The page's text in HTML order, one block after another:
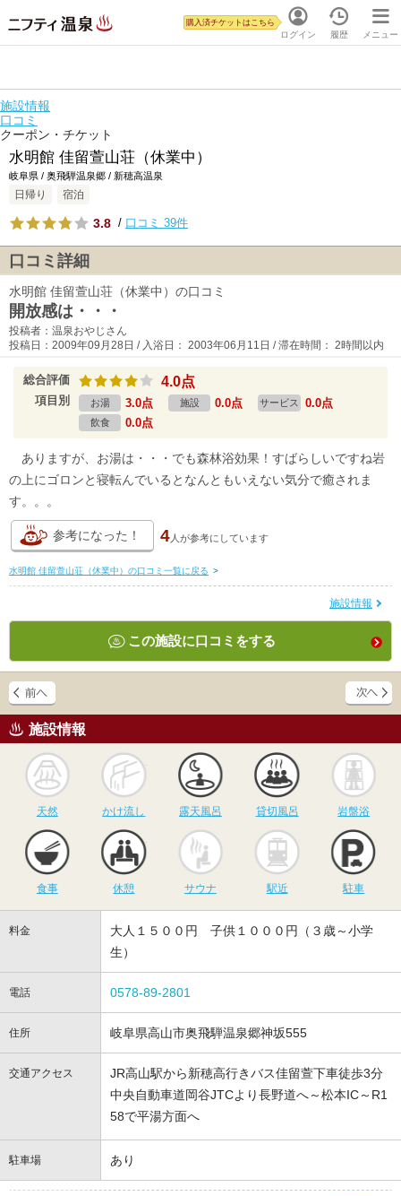
ログイン
購入済チケットはこちら
履歴 メニュー
施設情報
口コミ
クーポン・チケット
水明館 佳留萱山荘（休業中）
岐阜県 / 奥飛騨温泉郷 / 新穂高温泉
日帰り 宿泊
3.8 / 口コミ 39件
口コミ詳細
水明館 佳留萱山荘（休業中）の口コミ
開放感は・・・
投稿者：温泉おやじさん
投稿日：2009年09月28日 / 入浴日： 2003年06月11日 / 滞在時間： 2時間以内
総合評価 4.0点
項目別 お湯 3.0点 施設 0.0点 サービス 0.0点
飲食 0.0点
ありますが、お湯は・・・でも森林浴効果！すばらしいですね岩
の上にゴロンと寝転んでいるとなんともいえない気分で癒されま
す。。。
参考になった！ 4人が参考にしています
水明館 佳留萱山荘（休業中）の口コミ一覧に戻る >
施設情報
この施設に口コミをする
施設情報
天然
かけ流し
かけ流し
露天風呂
露天風呂
貸切風呂
貸切風呂 岩盤浴
食事 休憩
サウナ
サウナ 駅近 駐車
料金
大人１５００円 子供１０００円（３歳～小学
生）
電話 0578-89-2801
住所 岐阜県高山市奥飛騨温泉郷神坂555
交通アクセス
JR高山駅から新穂高行きバス佳留萱下車徒歩3分
中央自動車道岡谷JTCより長野道へ～松本IC～R1
58で平湯方面へ
駐車場 あり